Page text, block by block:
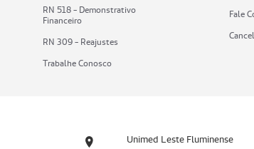
RN 518 - Demonstrativo
Financeiro
RN 309 - Reajustes
Trabalhe Conosco
Fale
Unimed Leste Fluminense